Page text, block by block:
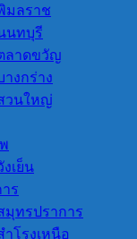
มลราช
นทบุรี
ลาดขวัญ
างกร่าง
วนใหญ่
เย็น
ร
มุทรปราการ
ำโรงเหนือ